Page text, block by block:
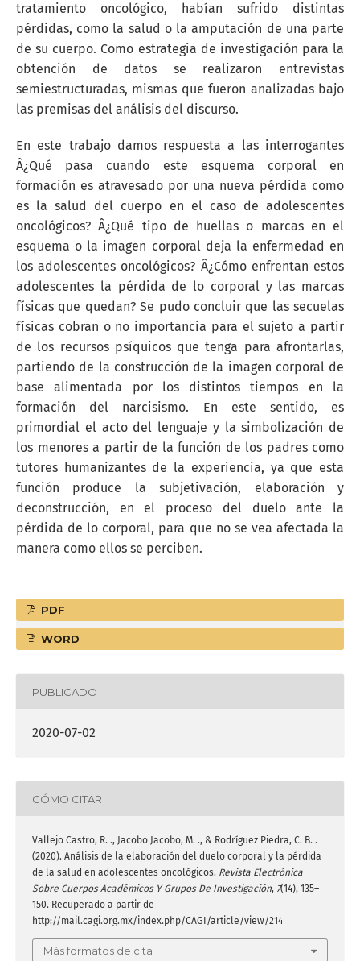
tratamiento oncológico, habían sufrido distintas
pérdidas, como la salud o la amputación de una parte
de su cuerpo. Como estrategia de investigación para la
obtención de datos se realizaron entrevistas
semiestructuradas, mismas que fueron analizadas bajo
las premisas del análisis del discurso.
En este trabajo damos respuesta a las interrogantes
Â¿Qué pasa cuando este esquema corporal en
formación es atravesado por una nueva pérdida como
es la salud del cuerpo en el caso de adolescentes
oncológicos? Â¿Qué tipo de huellas o marcas en el
esquema o la imagen corporal deja la enfermedad en
los adolescentes oncológicos? Â¿Cómo enfrentan estos
adolescentes la pérdida de lo corporal y las marcas
físicas que quedan? Se pudo concluir que las secuelas
físicas cobran o no importancia para el sujeto a partir
de los recursos psíquicos que tenga para afrontarlas,
partiendo de la construcción de la imagen corporal de
base alimentada por los distintos tiempos en la
formación del narcisismo. En este sentido, es
primordial el acto del lenguaje y la simbolización de
los menores a partir de la función de los padres como
tutores humanizantes de la experiencia, ya que esta
función produce la subjetivación, elaboración y
deconstrucción, en el proceso del duelo ante la
pérdida de lo corporal, para que no se vea afectada la
manera como ellos se perciben.
PDF
WORD
PUBLICADO
2020-07-02
CÓMO CITAR
Vallejo Castro, R. ., Jacobo Jacobo, M. ., & Rodríguez Piedra, C. B. .
(2020). Análisis de la elaboración del duelo corporal y la pérdida
de la salud en adolescentes oncológicos. Revista Electrónica
Sobre Cuerpos Académicos Y Grupos De Investigación, 7(14), 135–
150. Recuperado a partir de
http://mail.cagi.org.mx/index.php/CAGI/article/view/214
Más formatos de cita